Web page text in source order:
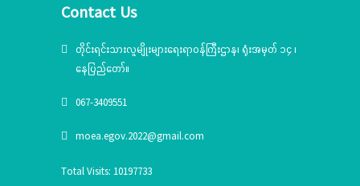
Contact Us
တိုင်းရင်းသားလူမျိုးများရေးရာဝန်ကြီးဌာန၊ ရုံးအမှတ် ၁၄ ၊
နေပြည်တော်။
067-3409551
moea.egov.2022@gmail.com
Total Visits: 10197733